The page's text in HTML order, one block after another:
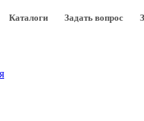
Каталоги Задать вопрос